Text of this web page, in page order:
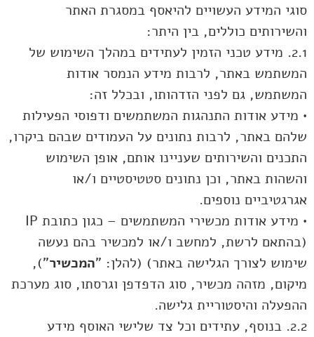
סוגי המידע העשויים להיאסף במסגרת האתר
והשירותים כוללים, בין היתר:
2.1. מידע טכני הזמין לעתידים במהלך השימוש של
המשתמש באתר, לרבות מידע הנמסר אודות
המשתמש, גם לפני הזדהותו, ובכלל זה:
• מידע אודות התנהגות המשתמשים ודפוסי הפעילות
שלהם באתר, לרבות נתונים על העמודים שבהם ביקרו,
התכנים והשירותים שעניינו אותם, אופן השימוש
והשהות באתר, וכן נתונים סטטיסטיים ו/או
אגרגטיביים נוספים.
• מידע אודות מכשירי המשתמשים – כגון כתובת IP
(בהתאם לרשת, למחשב ו/או למכשיר בהם נעשה
שימוש לצורך הגלישה באתר) (להלן: "המכשיר"),
מיקום, מזהה מכשיר, סוג הדפדפן וגרסתו, סוג מערכת
ההפעלה והיסטוריית גלישה.
2.2. בנוסף, עתידים וכל צד שלישי האוסף מידע